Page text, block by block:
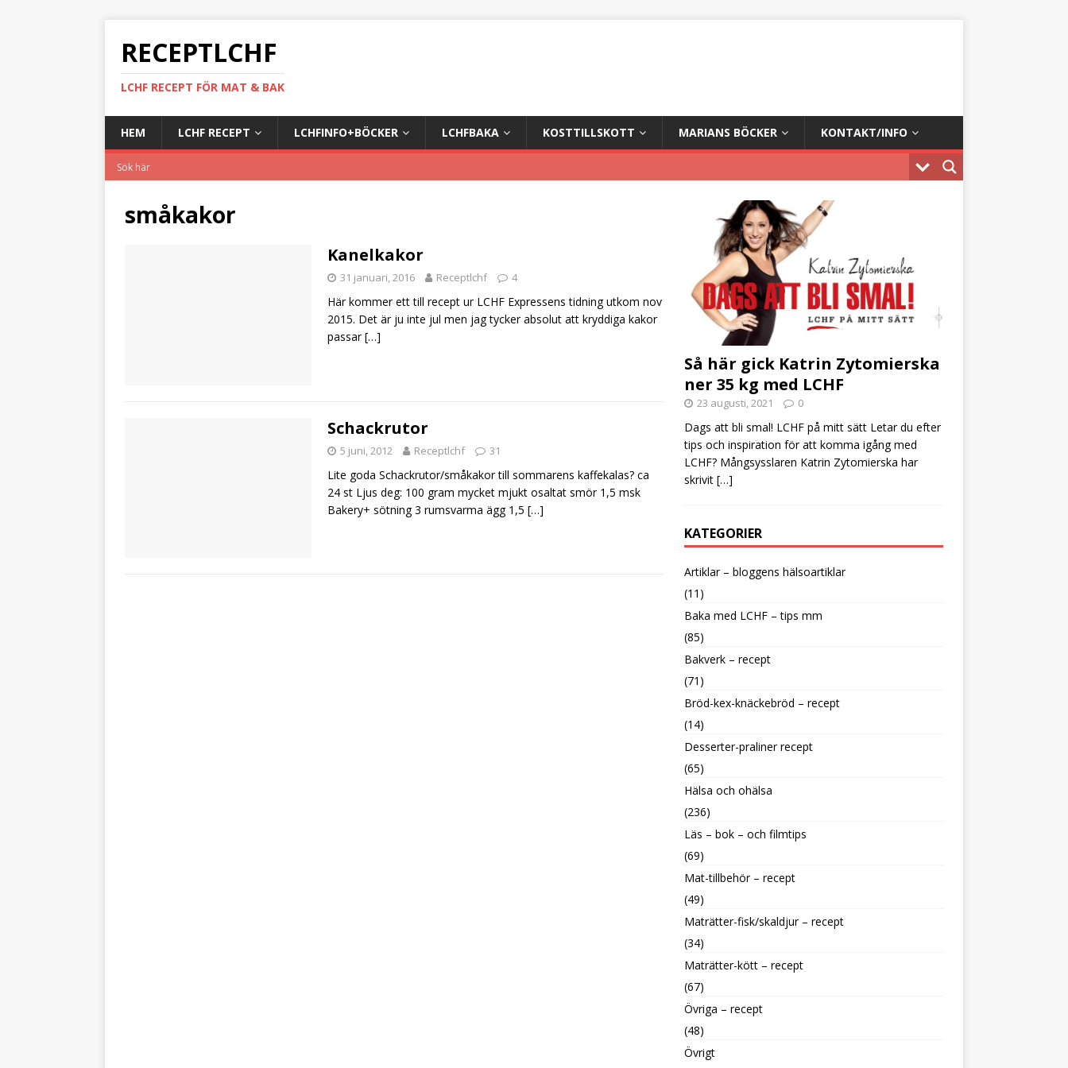
RECEPTLCHF
LCHF RECEPT FÖR MAT & BAK
HEM LCHF RECEPT LCHFINFO+BÖCKER LCHFBAKA KOSTTILLSKOTT MARIANS BÖCKER KONTAKT/INFO
småkakor
Kanelkakor
31 januari, 2016 Receptlchf 4
Här kommer ett till recept ur LCHF Expressens tidning utkom nov
2015. Det är ju inte jul men jag tycker absolut att kryddiga kakor
passar[…]
Schackrutor
5 juni, 2012 Receptlchf 31
Lite goda Schackrutor/småkakor till sommarens kaffekalas? ca
24 st Ljus deg: 100 gram mycket mjukt osaltat smör 1,5 msk
Bakery+ sötning 3 rumsvarma ägg 1,5 […]
Så här gick Katrin Zytomierska
ner 35 kg med LCHF
23 augusti, 2021 0
Dags att bli smal! LCHF på mitt sätt Letar du efter
tips och inspiration för att komma igång med
LCHF? Mångsysslaren Katrin Zytomierska har
skrivit […]
KATEGORIER
Artiklar – bloggens hälsoartiklar
(11)
Baka med LCHF – tips mm
(85)
Bakverk – recept
(71)
Bröd-kex-knäckebröd – recept
(14)
Desserter-praliner recept
(65)
Hälsa och ohälsa
(236)
Läs – bok – och filmtips
(69)
Mat-tillbehör – recept
(49)
Maträtter-fisk/skaldjur – recept
(34)
Maträtter-kött – recept
(67)
Övriga – recept
(48)
Övrigt